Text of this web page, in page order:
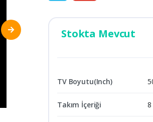
Stokta Mevcut
TV Boyutu(Inch)
Takım İçeriği 8